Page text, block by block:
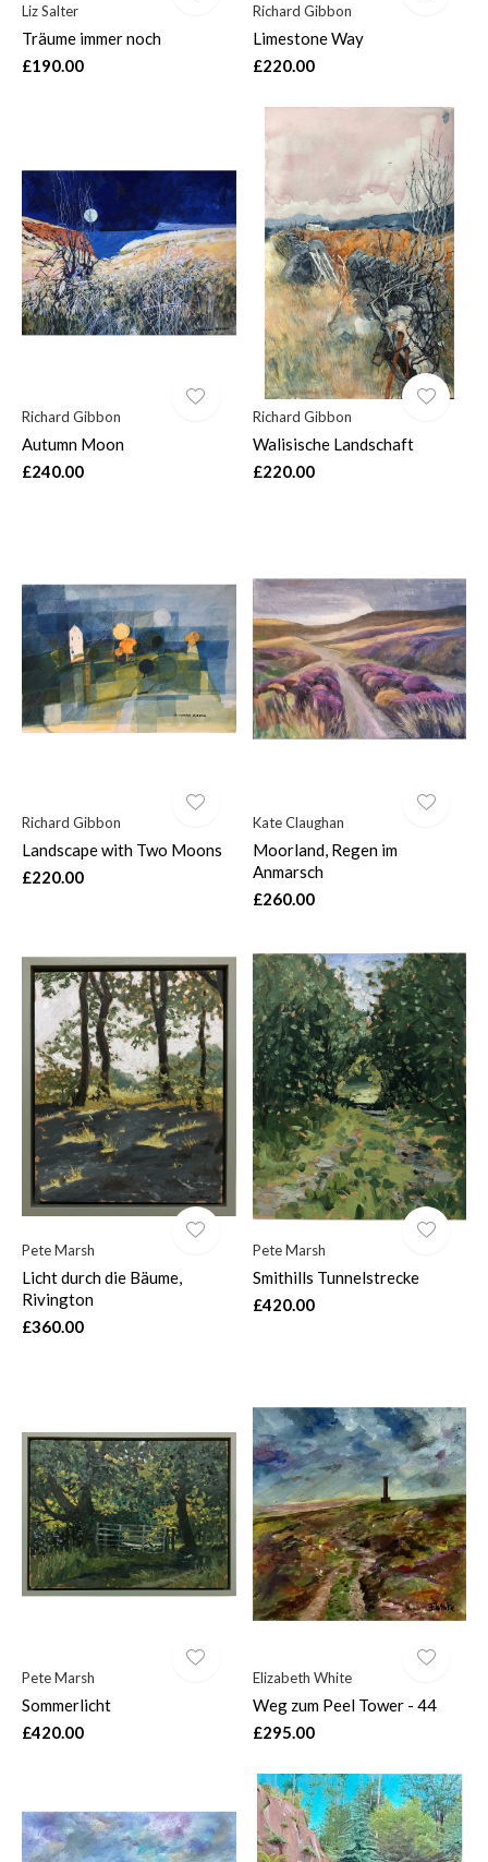
Liz Salter
Träume immer noch
£190.00
Richard Gibbon
Limestone Way
£220.00
Richard Gibbon
Autumn Moon
£240.00
Richard Gibbon
Walisische Landschaft
£220.00
Richard Gibbon
Landscape with Two Moons
£220.00
Kate Claughan
Moorland, Regen im
Anmarsch
£260.00
Pete Marsh
Licht durch die Bäume,
Rivington
£360.00
Pete Marsh
Smithills Tunnelstrecke
£420.00
Pete Marsh
Sommerlicht
£420.00
Elizabeth White
Weg zum Peel Tower - 44
£295.00